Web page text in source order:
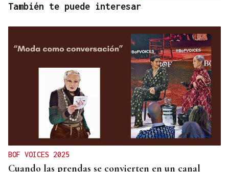
También te puede interesar
BOF VOICES 2025
Cuando las prendas se convierten en un canal